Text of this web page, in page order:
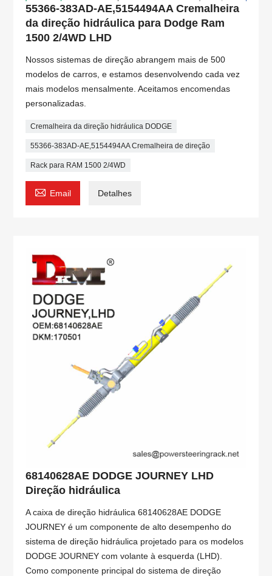
55366-383AD-AE,5154494AA Cremalheira
da direção hidráulica para Dodge Ram
1500 2/4WD LHD
Nossos sistemas de direção abrangem mais de 500
modelos de carros, e estamos desenvolvendo cada vez
mais modelos mensalmente. Aceitamos encomendas
personalizadas.
Cremalheira da direção hidráulica DODGE
55366-383AD-AE,5154494AA Cremalheira de direção
Rack para RAM 1500 2/4WD
 Email Detalhes
68140628AE DODGE JOURNEY LHD
Direção hidráulica
A caixa de direção hidráulica 68140628AE DODGE
JOURNEY é um componente de alto desempenho do
sistema de direção hidráulica projetado para os modelos
DODGE JOURNEY com volante à esquerda (LHD).
Como componente principal do sistema de direção